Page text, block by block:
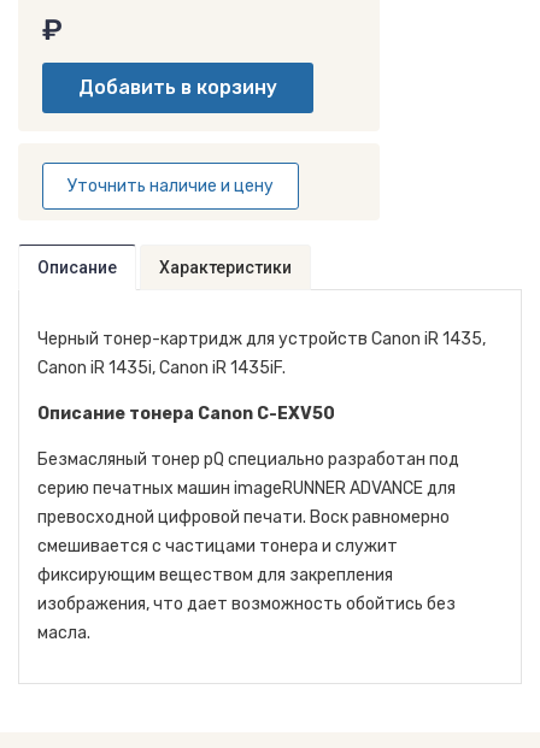
₽
Уточнить наличие и цену
Описание Характеристики
Черный тонер-картридж для устройств Canon iR 1435,
Canon iR 1435i, Canon iR 1435iF.
Описание тонера Canon C-EXV50
Безмасляный тонер pQ специально разработан под
серию печатных машин imageRUNNER ADVANCE для
превосходной цифровой печати. Воск равномерно
смешивается с частицами тонера и служит
фиксирующим веществом для закрепления
изображения, что дает возможность обойтись без
масла.